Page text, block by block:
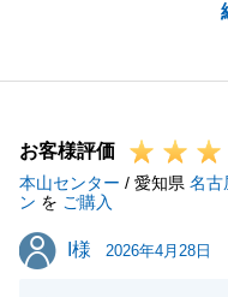
など、M様のご協力
を進めることが出来
今後もなにかご相談
引き続き、何卒よろ
お客様評価
本山センター / 愛知県 名古
ン を ご購入
I様
I様 2026年4月28日